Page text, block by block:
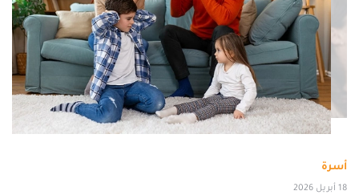
أسرة
18 أبريل 2026